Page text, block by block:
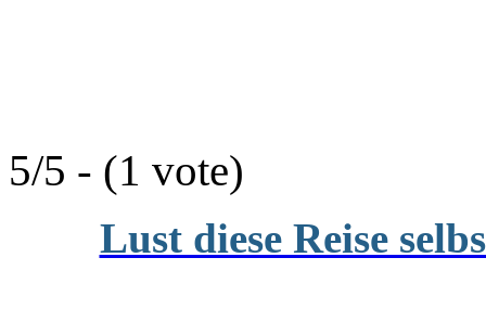
5/5 - (1 vote)
Lust diese Reise